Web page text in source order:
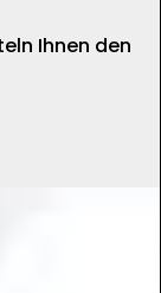
Ihnen den